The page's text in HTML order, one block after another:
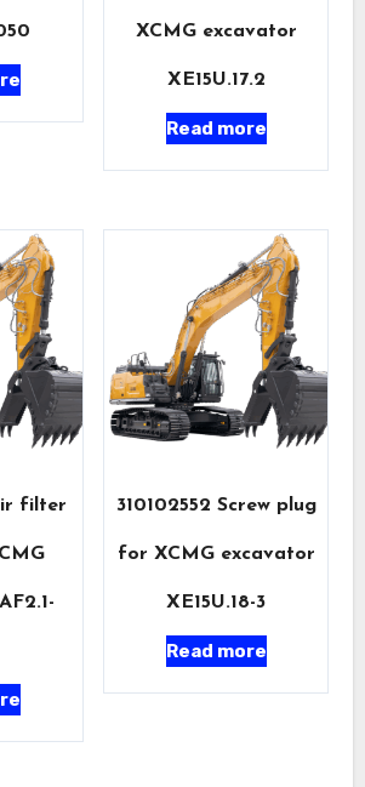
XCMG excavator
XE15U.17.2
Read more
filter 310102552 Screw plug
for XCMG excavator
XE15U.18-3
Read more